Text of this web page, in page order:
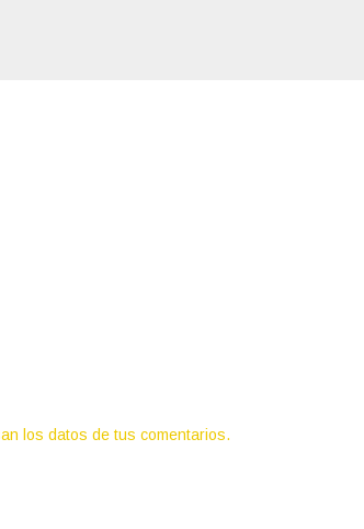
los datos de tus comentarios.